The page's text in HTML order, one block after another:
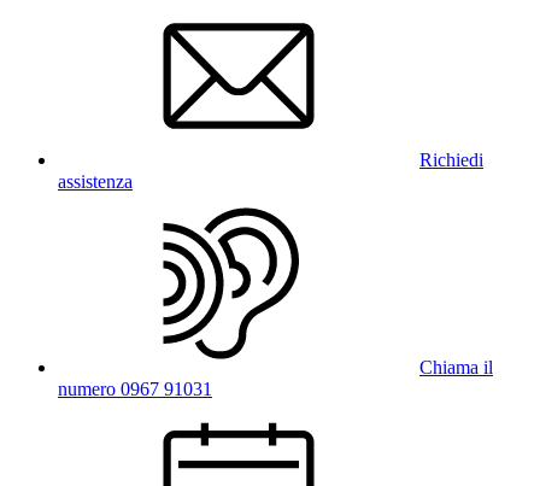
Richiedi
assistenza
Chiama il
numero 0967 91031